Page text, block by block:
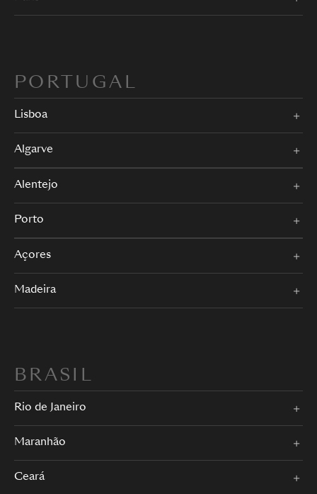
PORTUGAL
Lisboa
Algarve
Alentejo
Porto
Açores
Madeira
BRASIL
Rio de Janeiro
Maranhão
Ceará